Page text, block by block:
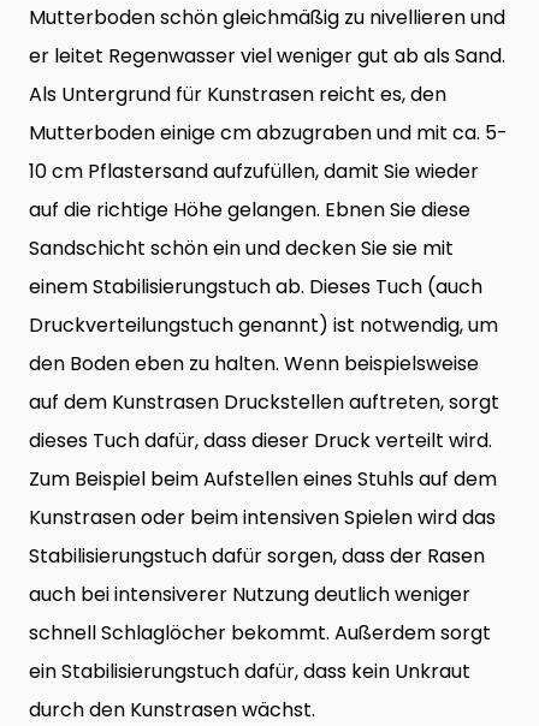
Mutterboden schön gleichmäßig zu nivellieren und
er leitet Regenwasser viel weniger gut ab als Sand.
Als Untergrund für Kunstrasen reicht es, den
Mutterboden einige cm abzugraben und mit ca. 5-
10 cm Pflastersand aufzufüllen, damit Sie wieder
auf die richtige Höhe gelangen. Ebnen Sie diese
Sandschicht schön ein und decken Sie sie mit
einem Stabilisierungstuch ab. Dieses Tuch (auch
Druckverteilungstuch genannt) ist notwendig, um
den Boden eben zu halten. Wenn beispielsweise
auf dem Kunstrasen Druckstellen auftreten, sorgt
dieses Tuch dafür, dass dieser Druck verteilt wird.
Zum Beispiel beim Aufstellen eines Stuhls auf dem
Kunstrasen oder beim intensiven Spielen wird das
Stabilisierungstuch dafür sorgen, dass der Rasen
auch bei intensiverer Nutzung deutlich weniger
schnell Schlaglöcher bekommt. Außerdem sorgt
ein Stabilisierungstuch dafür, dass kein Unkraut
durch den Kunstrasen wächst.